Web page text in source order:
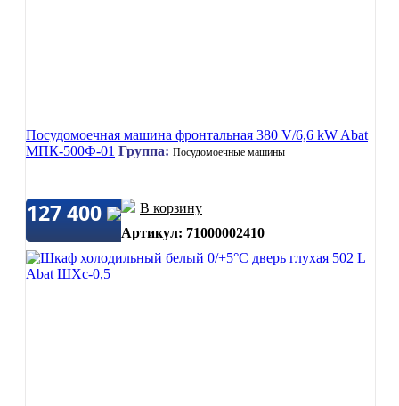
Посудомоечная машина фронтальная 380 V/6,6 kW Abat
МПК-500Ф-01 Группа: Посудомоечные машины
127 400
В корзину
Артикул: 71000002410